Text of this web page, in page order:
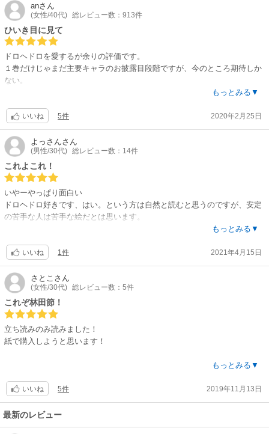
anさん
(女性/40代) 総レビュー数：913件
ひいき目に見て
ドロヘドロを愛するが余りの評価です。
１巻だけじゃまだ主要キャラのお披露目段階ですが、今のところ期待しか
ない。
愛おしい独創的なセンスに感心しきります。
何を言ったところでこりゃ首まで浸かってみないと分からない。
もっとみる▼
いいね 5件 2020年2月25日
よっさんさん
(男性/30代) 総レビュー数：14件
これよこれ！
いやーやっぱり面白い
ドロヘドロ好きです、はい。という方は自然と読むと思うのですが、安定
の苦手な人は苦手な絵だとは思います。
ちょっと絵で避けてる方も是非読んでいただきたい。
今まで避けていた変わった作画のマンガもこれを読んだら読めるようにな
っちゃうかもしれません。
もっとみる▼
いいね 1件 2021年4月15日
さとこ さん
(女性/30代) 総レビュー数：5件
これぞ林田節！
立ち読みのみ読みました！
紙で購入しようと思います！
前作ドロヘドロ同様に、残虐なバイオレンスアクションとスプラッターホ
なんとも可愛いらしくややダサく、そしてカッコいいキャラが魅力です。
このギャップの付け方が林田節だなと思います。
タイトルも大ダークとややダサく最高です。
もっとみる▼
いいね 5件 2019年11月13日
最新のレビュー